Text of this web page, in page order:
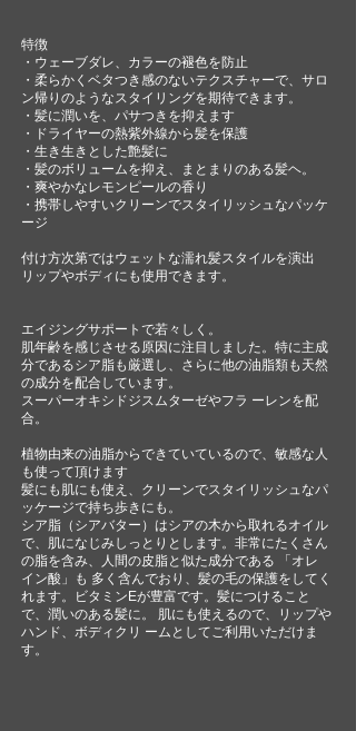
特徴
・ウェーブダレ、カラーの褪色を防止
・柔らかくベタつき感のないテクスチャーで、サロ
ン帰りのようなスタイリングを期待できます。
・髪に潤いを、パサつきを抑えます
・ドライヤーの熱紫外線から髪を保護
・生き生きとした艶髪に
・髪のボリュームを抑え、まとまりのある髪ヘ。
・爽やかなレモンピールの香り
・携帯しやすいクリーンでスタイリッシュなパッケ
ージ
付け方次第ではウェットな濡れ髪スタイルを演出
リップやボディにも使用できます。
エイジングサポートで若々しく。
肌年齢を感じさせる原因に注目しました。特に主成
分であるシア脂も厳選し、さらに他の油脂類も天然
の成分を配合しています。
スーパーオキシドジスムターゼやフラ ーレンを配
合。
植物由来の油脂からできていているので、敏感な人
も使って頂けます
髪にも肌にも使え、クリーンでスタイリッシュなパ
ッケージで持ち歩きにも。
シア脂（シアバター）はシアの木から取れるオイル
で、肌になじみしっとりとします。非常にたくさん
の脂を含み、人間の皮脂と似た成分である 「オレ
イン酸」も 多く含んでおり、髪の毛の保護をしてく
れます。ビタミンEが豊富です。髪につけること
で、潤いのある髪に。 肌にも使えるので、リップや
ハンド、ボディクリ ームとしてご利用いただけま
す。